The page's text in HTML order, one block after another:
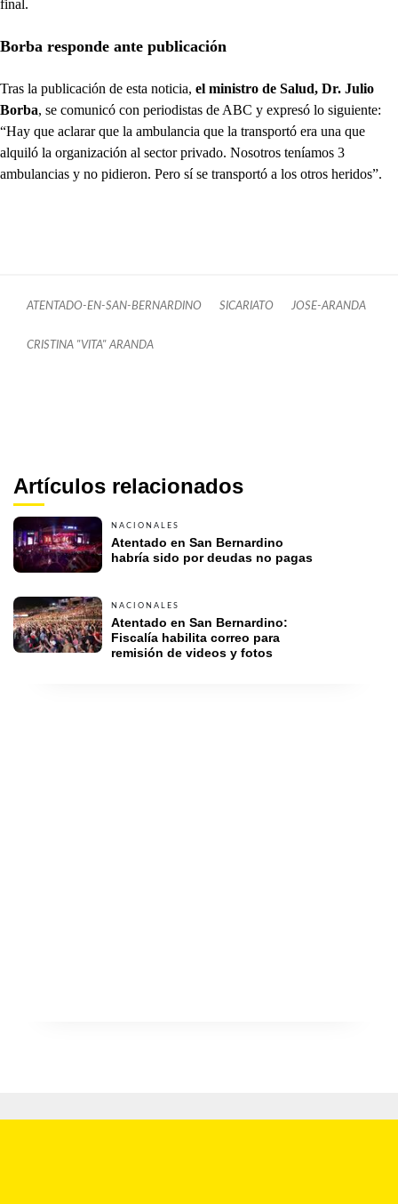
final.
Borba responde ante publicación
Tras la publicación de esta noticia, el ministro de Salud, Dr. Julio
Borba, se comunicó con periodistas de ABC y expresó lo siguiente:
“Hay que aclarar que la ambulancia que la transportó era una que
alquiló la organización al sector privado. Nosotros teníamos 3
ambulancias y no pidieron. Pero sí se transportó a los otros heridos”.
ATENTADO-EN-SAN-BERNARDINO SICARIATO JOSE-ARANDA
CRISTINA "VITA" ARANDA
Artículos relacionados
NACIONALES
Atentado en San Bernardino
habría sido por deudas no pagas
NACIONALES
Atentado en San Bernardino:
Fiscalía habilita correo para
remisión de videos y fotos